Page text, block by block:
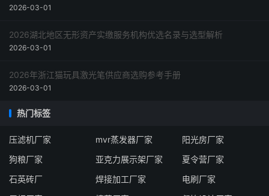
2026-03-01
2026湖北地区无形资产实缴服务机构优选名录与选型解析
2026-03-01
2026年浙江猫玩具激光笔供应商选购参考手册
2026-03-01
热门标签
压滤机厂家 mvr蒸发器厂家
阳光房厂家
狗粮厂家
亚克力展示架厂家
夏令营厂家
石英砖厂
焊接加工厂家
电刷厂家